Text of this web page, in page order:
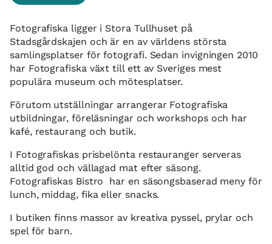
Fotografiska ligger i Stora Tullhuset på
Stadsgårdskajen och är en av världens största
samlingsplatser för fotografi. Sedan invigningen 2010
har Fotografiska växt till ett av Sveriges mest
populära museum och mötesplatser.
Förutom utställningar arrangerar Fotografiska
utbildningar, föreläsningar och workshops och har
kafé, restaurang och butik.
I Fotografiskas prisbelönta restauranger serveras
alltid god och vällagad mat efter säsong.
Fotografiskas Bistro har en säsongsbaserad meny för
lunch, middag, fika eller snacks.
I butiken finns massor av kreativa pyssel, prylar och
spel för barn.